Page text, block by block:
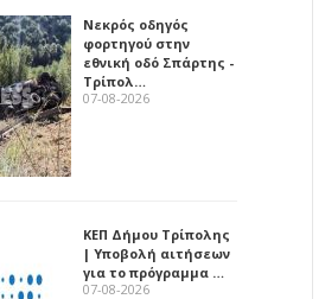
Νεκρός οδηγός
φορτηγού στην
εθνική οδό Σπάρτης -
Τρίπολ…
07-08-2026
ΚΕΠ Δήμου Τρίπολης
| Υποβολή αιτήσεων
για το πρόγραμμα …
07-08-2026